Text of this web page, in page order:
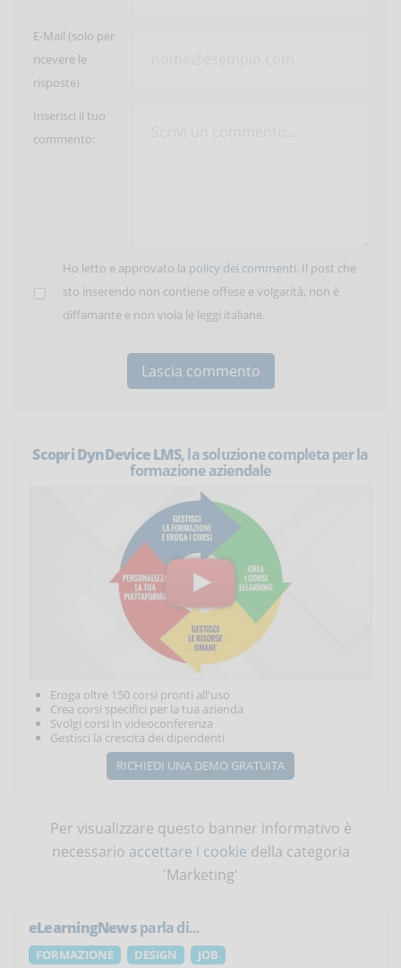
E-Mail (solo per
ricevere le
risposte)
Inserisci il tuo
commento:
Ho letto e approvato la policy dei commenti. Il post che
sto inserendo non contiene offese e volgarità, non è
diffamante e non viola le leggi italiane.
Scopri DynDevice LMS, la soluzione completa per la
formazione aziendale
Eroga oltre 150 corsi pronti all'uso
Crea corsi specifici per la tua azienda
Svolgi corsi in videoconferenza
Gestisci la crescita dei dipendenti
RICHIEDI UNA DEMO GRATUITA
Per visualizzare questo banner informativo è
necessario accettare i cookie della categoria
'Marketing'
eLearningNewsparla di...
FORMAZIONE DESIGN
JOB